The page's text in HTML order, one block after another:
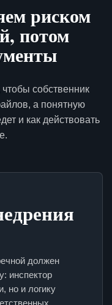
риском
потом
собственник
а понятную
и как действовать
должен
инспектор
но и логику